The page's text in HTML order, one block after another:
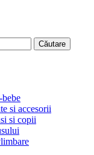
Căutare
si accesorii
si copii